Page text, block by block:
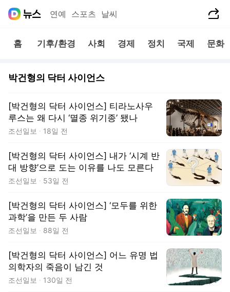
연예 스포츠 날씨
홈 기후/환경 사회 경제 정치 국제 문화
박건형의 닥터 사이언스
[박건형의 닥터 사이언스] 티라노사우
루스는 왜 다시 ‘멸종 위기종’ 됐나
조선일보 18일 전
[박건형의 닥터 사이언스] 내가 ‘시계 반
대 방향’으로 도는 이유를 나도 모른다
조선일보 53일 전
[박건형의 닥터 사이언스] ‘모두를 위한
과학’을 만든 두 사람
조선일보 88일 전
[박건형의 닥터 사이언스] 어느 유명 법
의학자의 죽음이 남긴 것
조선일보 130일 전